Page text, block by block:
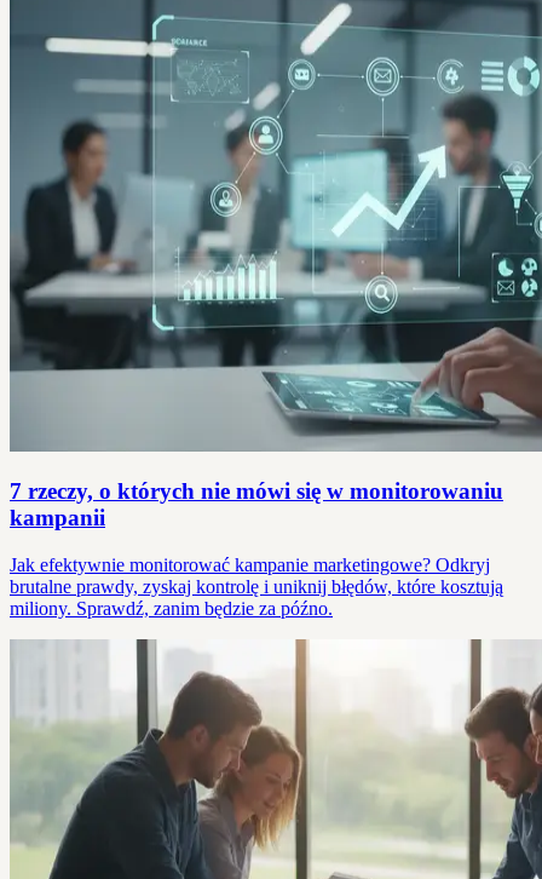
7 rzeczy, o których nie mówi się w monitorowaniu
kampanii
Jak efektywnie monitorować kampanie marketingowe? Odkryj
brutalne prawdy, zyskaj kontrolę i uniknij błędów, które kosztują
miliony. Sprawdź, zanim będzie za późno.